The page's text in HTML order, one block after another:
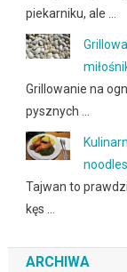
piekarniku, ale …
Grillowanie na
pysznych …
Tajwan to
kęs …
ARCHIWA